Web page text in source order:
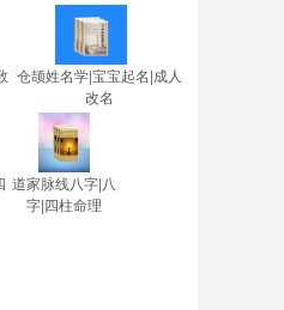
仓颉姓名学|宝宝起名|成人
改名
道家脉线八字|八
字|四柱命理